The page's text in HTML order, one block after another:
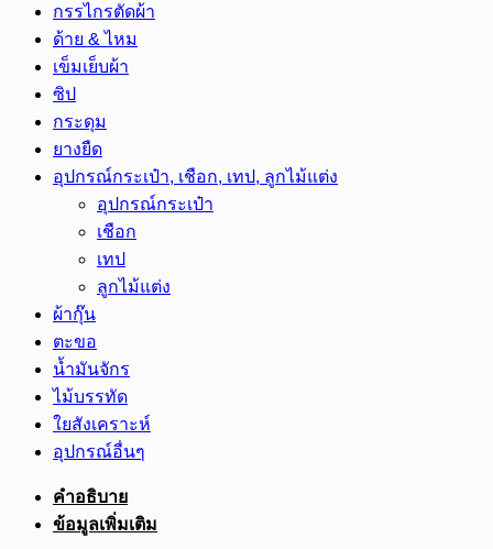
กรรไกรตัดผ้า
ด้าย & ไหม
เข็มเย็บผ้า
ซิป
กระดุม
ยางยืด
อุปกรณ์กระเป๋า, เชือก, เทป, ลูกไม้แต่ง
อุปกรณ์กระเป๋า
เชือก
เทป
ลูกไม้แต่ง
ผ้ากุ๊น
ตะขอ
น้ำมันจักร
ไม้บรรทัด
ใยสังเคราะห์
อุปกรณ์อื่นๆ
คำอธิบาย
ข้อมูลเพิ่มเติม